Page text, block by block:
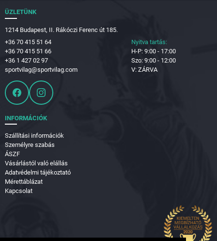
ÜZLETÜNK
1214 Budapest, II. Rákóczi Ferenc út 185.
+36 70 415 51 64
+36 70 415 51 66
+36 1 427 02 97
sportvilag@sportvilag.com
Nyitva tartás:
H-P: 9:00 - 17:00
Szo: 9:00 - 12:00
V: ZÁRVA
INFORMÁCIÓK
Szállítási információk
Személyre szabás
ÁSZF
Vásárlástól való elállás
Adatvédelmi tájékoztató
Mérettáblázat
Kapcsolat